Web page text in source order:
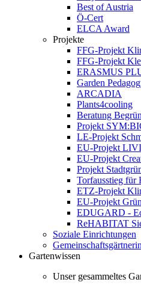
Best of Austria
Ö-Cert
ELCA Award
Projekte
FFG-Projekt
FFG-Projekt
ERASMUS
Garden
ARCADIA
Plants4cooling
Beratung
Projekt
LE-Projekt
EU-Projekt
EU-Projekt
Projekt
Torfausstieg für
ETZ-Projekt
EU-Projekt
EDUGARD -
ReHABITAT
Soziale Einrichtungen
Gartenwissen
Unser gesammeltes